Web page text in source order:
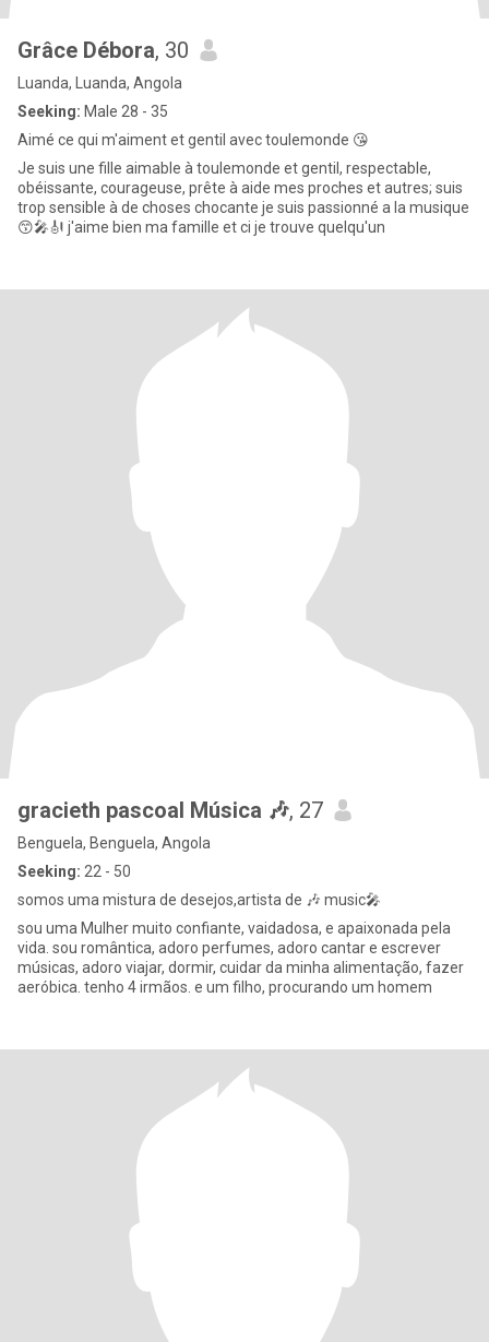
Grâce Débora, 30
Luanda, Luanda, Angola
Seeking: Male 28 - 35
Aimé ce qui m'aiment et gentil avec toulemonde 😘
Je suis une fille aimable à toulemonde et gentil, respectable,
obéissante, courageuse, prête à aide mes proches et autres; suis
trop sensible à de choses chocante je suis passionné a la musique
😙🎤🎻 j'aime bien ma famille et ci je trouve quelqu'un
gracieth pascoal Música 🎶, 27
Benguela, Benguela, Angola
Seeking: 22 - 50
somos uma mistura de desejos,artista de 🎶 music🎤
sou uma Mulher muito confiante, vaidadosa, e apaixonada pela
vida. sou romântica, adoro perfumes, adoro cantar e escrever
músicas, adoro viajar, dormir, cuidar da minha alimentação, fazer
aeróbica. tenho 4 irmãos. e um filho, procurando um homem